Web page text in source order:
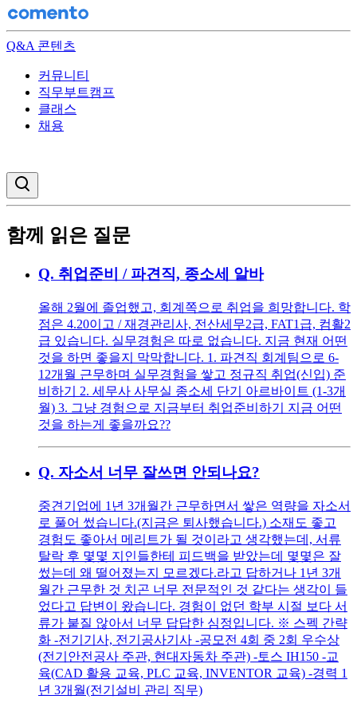
Q&A 콘텐츠
커뮤니티
직무부트캠프
클래스
채용
함께 읽은 질문
Q. 취업준비 / 파견직, 종소세 알바
올해 2월에 졸업했고, 회계쪽으로 취업을 희망합니다. 학
점은 4.20이고 / 재경관리사, 전산세무2급, FAT1급, 컴활2
급 있습니다. 실무경험은 따로 없습니다. 지금 현재 어떤
것을 하면 좋을지 막막합니다. 1. 파견직 회계팀으로 6-
12개월 근무하며 실무경험을 쌓고 정규직 취업(신입) 준
비하기 2. 세무사 사무실 종소세 단기 아르바이트 (1-3개
월) 3. 그냥 경험으로 지금부터 취업준비하기 지금 어떤
것을 하는게 좋을까요??
Q. 자소서 너무 잘쓰면 안되나요?
중견기업에 1년 3개월간 근무하면서 쌓은 역량을 자소서
로 풀어 썼습니다.(지금은 퇴사했습니다.) 소재도 좋고
경험도 좋아서 메리트가 될 것이라고 생각했는데, 서류
탈락 후 몇몇 지인들한테 피드백을 받았는데 몇몇은 잘
썼는데 왜 떨어졌는지 모르겠다.라고 답하거나 1년 3개
월간 근무한 것 치곤 너무 전문적인 것 같다는 생각이 들
었다고 답변이 왔습니다. 경험이 없던 학부 시절 보다 서
류가 붙질 않아서 너무 답답한 심정입니다. ※ 스펙 간략
화 -전기기사, 전기공사기사 -공모전 4회 중 2회 우수상
(전기안전공사 주관, 현대자동차 주관) -토스 IH150 -교
육(CAD 활용 교육, PLC 교육, INVENTOR 교육) -경력 1
년 3개월(전기설비 관리 직무)